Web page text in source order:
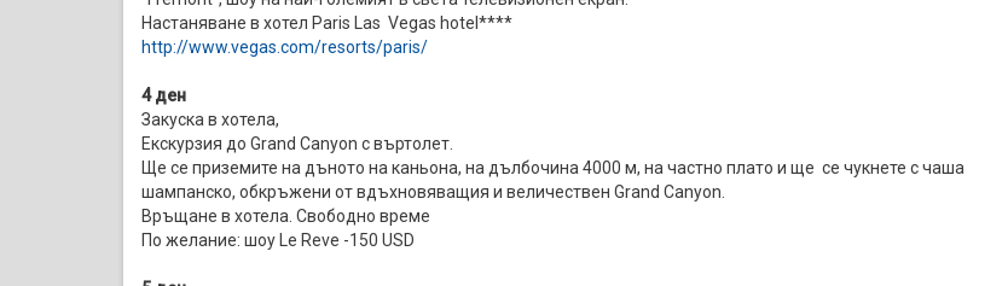
Настаняване в хотел Paris Las Vegas hotel****
http://www.vegas.com/resorts/paris/
4 ден
Закуска в хотела,
Екскурзия до Grand Canyon с въртолет.
Ще се приземите на дъното на каньона, на дълбочина 4000 м, на частно плато и ще се чукнете с чаша
шампанско, обкръжени от вдъхновяващия и величествен Grand Canyon.
Връщане в хотела. Свободно време
По желание: шоу Le Reve -150 USD